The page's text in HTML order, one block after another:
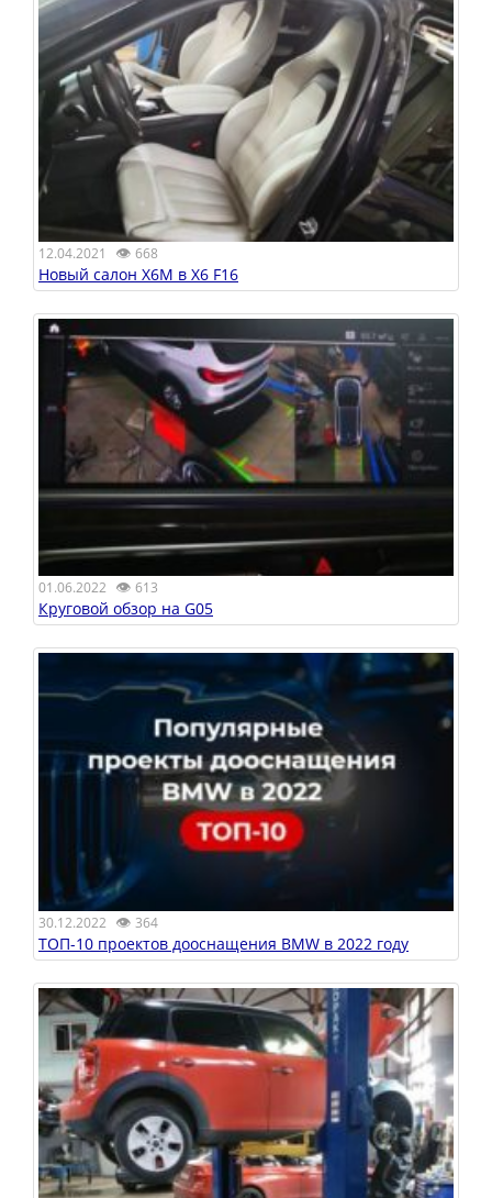
12.04.2021 👁 668
Новый салон X6M в X6 F16
01.06.2022 👁 613
Круговой обзор на G05
30.12.2022 👁 364
ТОП-10 проектов дооснащения BMW в 2022 году